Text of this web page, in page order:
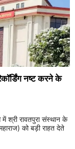
नष्ट करने के
श्री रावतपुरा संस्थान के
को बड़ी राहत देते